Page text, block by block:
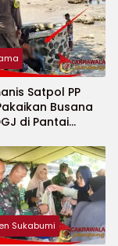
Satpol PP
Busana
di Pantai
Sukabumi